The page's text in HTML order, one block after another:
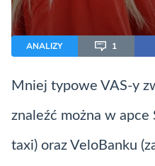
ANALIZY 1
Mniej typowe VAS-y
znaleźć można w apce
taxi) oraz VeloBanku